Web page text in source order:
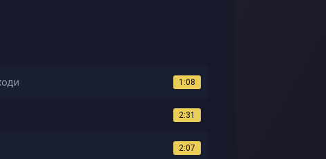
1:08
2:31
2:07